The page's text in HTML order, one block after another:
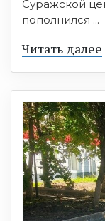
Суражской
пополнился ...
Читать далее